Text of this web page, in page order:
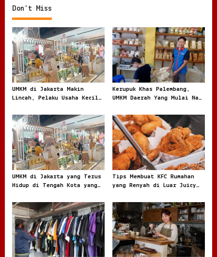
n
a
v
i
g
a
t
i
o
n
Don't Miss
UMKM di Jakarta Makin
Lincah, Pelaku Usaha Kecil
Besar
Kerupuk Khas Palembang,
UMKM Daerah Yang Mulai Naik
UMKM di Jakarta yang Terus
Hidup di Tengah Kota yang
Tips Membuat KFC Rumahan
yang Renyah di Luar Juicy